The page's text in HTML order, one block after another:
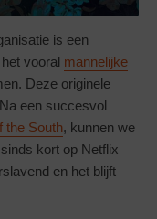
is een
vooral mannelijke
Deze originele
een succesvol
the South, kunnen we
kort op Netflix
en het blijft